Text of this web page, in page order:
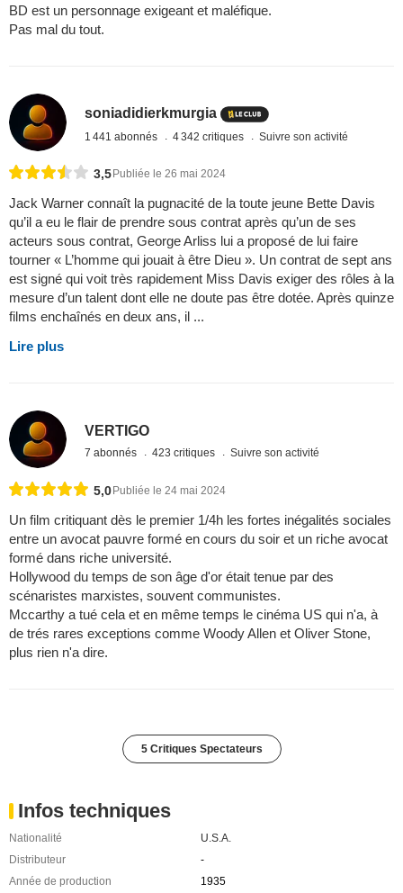
BD est un personnage exigeant et maléfique.
Pas mal du tout.
soniadidierkmurgia
1 441 abonnés 4 342 critiques Suivre son activité
3,5Publiée le 26 mai 2024
Jack Warner connaît la pugnacité de la toute jeune Bette Davis
qu’il a eu le flair de prendre sous contrat après qu’un de ses
acteurs sous contrat, George Arliss lui a proposé de lui faire
tourner « L’homme qui jouait à être Dieu ». Un contrat de sept ans
est signé qui voit très rapidement Miss Davis exiger des rôles à la
mesure d’un talent dont elle ne doute pas être dotée. Après quinze
films enchaînés en deux ans, il ...
Lire plus
VERTIGO
7 abonnés 423 critiques Suivre son activité
5,0 Publiée le 24 mai 2024
Un film critiquant dès le premier 1/4h les fortes inégalités sociales
entre un avocat pauvre formé en cours du soir et un riche avocat
formé dans riche université.
Hollywood du temps de son âge d'or était tenue par des
scénaristes marxistes, souvent communistes.
Mccarthy a tué cela et en même temps le cinéma US qui n'a, à
de trés rares exceptions comme Woody Allen et Oliver Stone,
plus rien n'a dire.
5 Critiques Spectateurs
Infos techniques
Nationalité
U.S.A.
Distributeur
-
Année de production
1935